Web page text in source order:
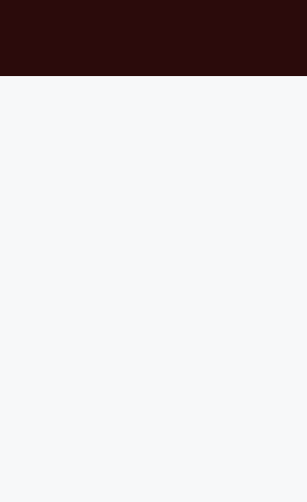
content